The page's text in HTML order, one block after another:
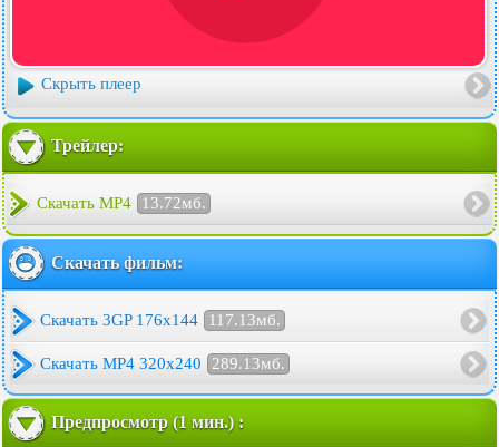
Скрыть плеер
Трейлер:
Скачать MP4 13.72мб.
Скачать фильм:
Скачать 3GP 176x144 117.13мб.
Скачать MP4 320x240 289.13мб.
Предпросмотр (1 мин.) :